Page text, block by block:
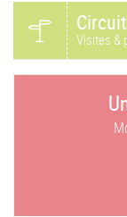
Visites &